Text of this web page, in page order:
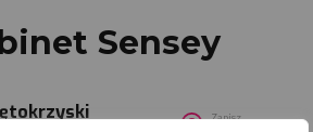
Sensey
Zapisz